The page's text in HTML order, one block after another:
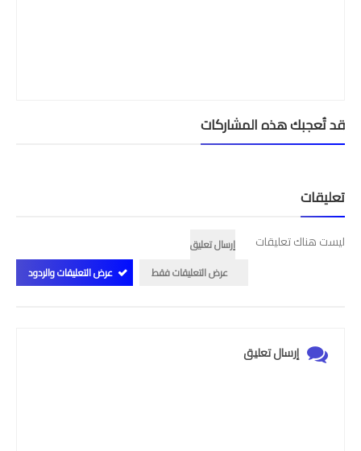
مباريات
قد تُعجبك هذه المشاركات
تعليقات
ليست هناك تعليقات
إرسال تعليق
عرض التعليقات فقط
عرض التعليقات والردود
إرسال تعليق